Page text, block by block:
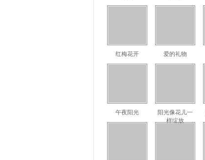
红梅花开 爱的礼物
午夜阳光
阳光像花儿一
样绽放